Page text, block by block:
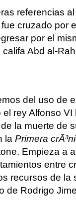
referencias
cruzado por
por el
Abd al-
del uso de
rey Alfonso
la muerte de
la Primera
Empieza a
entre
recursos de la
de Rodrigo